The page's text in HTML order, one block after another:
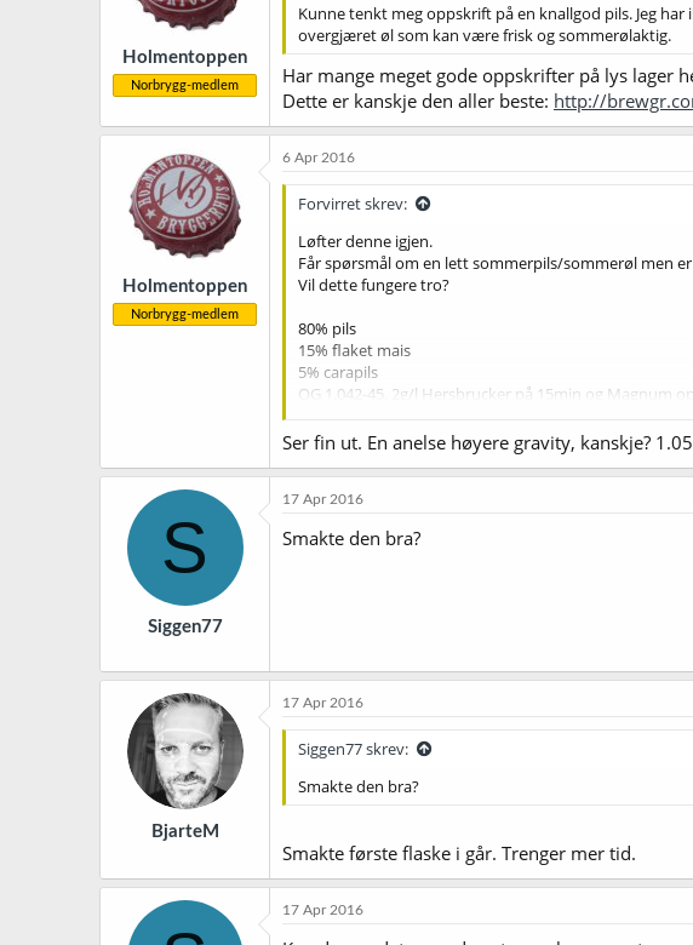
Holmentoppen
Norbrygg-medlem
Kunne tenkt meg oppskrift på en knallgod pils. Jeg
overgjæret øl som kan være frisk og sommerølaktig.
Har mange meget gode oppskrifter på lys lager
Dette er kanskje den aller beste: http://
Holmentoppen
Norbrygg-medlem
6 Apr 2016
Forvirret skrev:
Løfter denne igjen.
Får spørsmål om en lett sommerpils/sommerøl men
Vil dette fungere tro?
80% pils
15% flaket mais
5% carapils
OG 1.042-45, 2g/l Hersbrucker på 15min og Magnum
gjøre et forsøk med f eks Cascade både som smak
Kom med innspill, er usikker nå.
Ser fin ut. En anelse høyere gravity, kanskje?
S
Siggen77
17 Apr 2016
Smakte den bra?
BjarteM
17 Apr 2016
Siggen77 skrev:
Smakte den bra?
Smakte første flaske i går. Trenger mer tid.
17 Apr 2016